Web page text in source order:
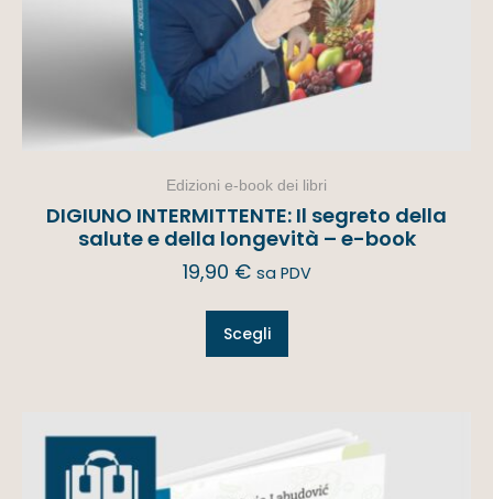
Edizioni e-book dei libri
DIGIUNO INTERMITTENTE: Il segreto della
salute e della longevità – e-book
19,90 € sa PDV
Scegli